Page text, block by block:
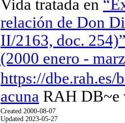
Vida tratada en
relación de Don
II/2163, doc.
(2000 enero -
https://dbe.rah.es/
acuna RAH DB~e
Created 2000-08-07
Updated 2023-05-27